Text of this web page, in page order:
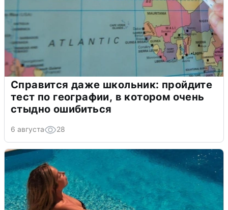
Справится даже школьник: пройдите
тест по географии, в котором очень
стыдно ошибиться
6 августа 28